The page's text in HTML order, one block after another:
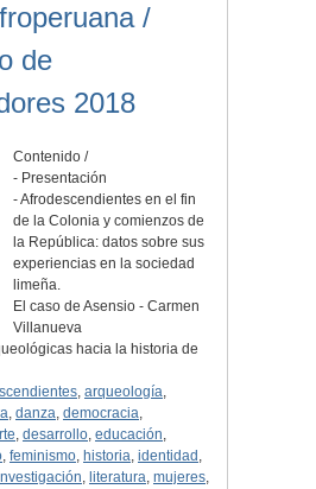
/
de
2018
Contenido /
- Presentación
- Afrodescendientes en el fin
de la Colonia y comienzos de
la República: datos sobre sus
experiencias en la sociedad
limeña.
El caso de Asensio - Carmen
Villanueva
hacia la historia de
, arqueología,
, danza, democracia,
, desarrollo, educación,
, feminismo, historia, identidad ,
, literatura, mujeres,